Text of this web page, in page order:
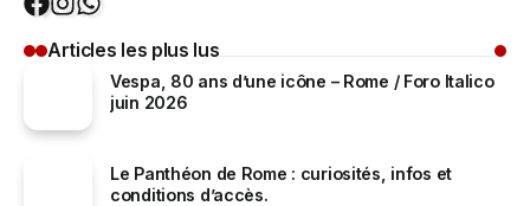
Articles les plus lus
Vespa, 80 ans d’une icône – Rome / Foro Italico
juin 2026
Le Panthéon de Rome : curiosités, infos et
conditions d’accès.